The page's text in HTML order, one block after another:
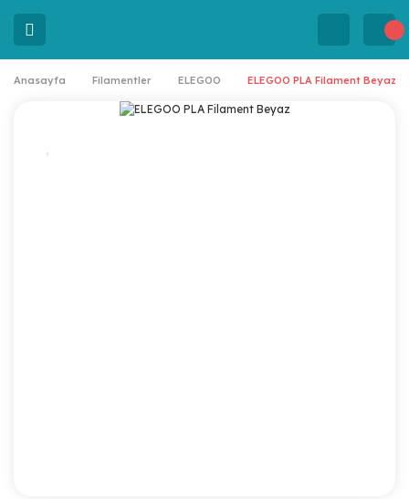
Anasayfa Filamentler ELEGOO ELEGOO PLA Filament Beyaz